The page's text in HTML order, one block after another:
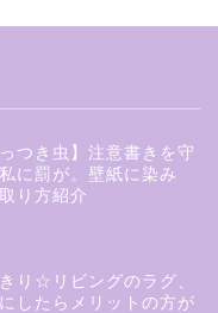
つき虫】注意書きを守
に罰が。壁紙に染み
り方紹介
り☆リビングのラグ、
したらメリットの方が